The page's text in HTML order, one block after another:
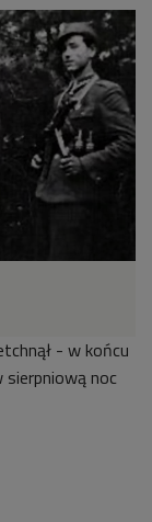
- w końcu
sierpniową noc